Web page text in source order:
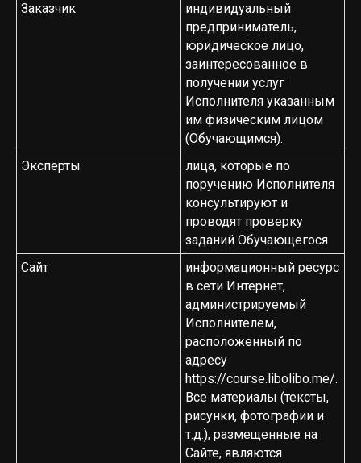
Заказчик
индивидуальный
предприниматель,
юридическое лицо,
заинтересованное в
получении услуг
Исполнителя указанным
им физическим лицом
(Обучающимся).
Эксперты
лица, которые по
поручению Исполнителя
консультируют и
проводят проверку
заданий Обучающегося
Сайт
информационный ресурс
в сети Интернет,
администрируемый
Исполнителем,
расположенный по
адресу
https://course.libolibo.me/.
Все материалы (тексты,
рисунки, фотографии и
т.д.), размещенные на
Сайте, являются